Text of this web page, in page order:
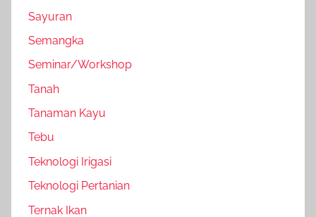
Sayuran
Semangka
Seminar/Workshop
Tanah
Tanaman Kayu
Tebu
Teknologi Irigasi
Teknologi Pertanian
Ternak Ikan